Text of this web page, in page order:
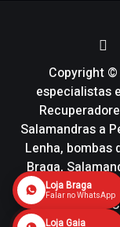
Copyright ©
especialistas
Salamandras a
Lenha, bombas
Braga,
Vmc | Venda
Loja Braga
Falar no WhatsApp
Loja Gaia